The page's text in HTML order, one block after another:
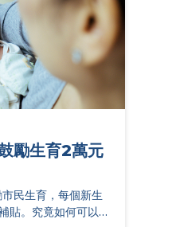
勵生育2萬元
民生育，每個新生
貼。究竟如何可以